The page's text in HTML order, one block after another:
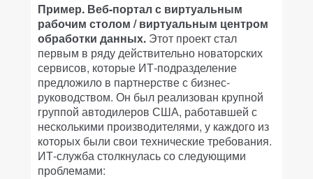
Пример. Веб-портал с виртуальным
рабочим столом / виртуальным центром
обработки данных. Этот проект стал
первым в ряду действительно новаторских
сервисов, которые ИТ-подразделение
предложило в партнерстве с бизнес-
руководством. Он был реализован крупной
группой автодилеров США, работавшей с
несколькими производителями, у каждого из
которых были свои технические требования.
ИТ-служба столкнулась со следующими
проблемами: